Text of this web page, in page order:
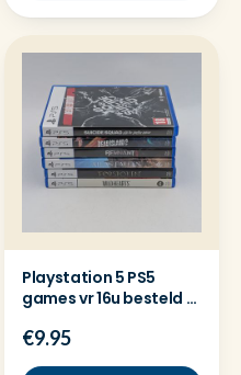
Playstation 5 PS5
games vr 16u besteld =
€9.95